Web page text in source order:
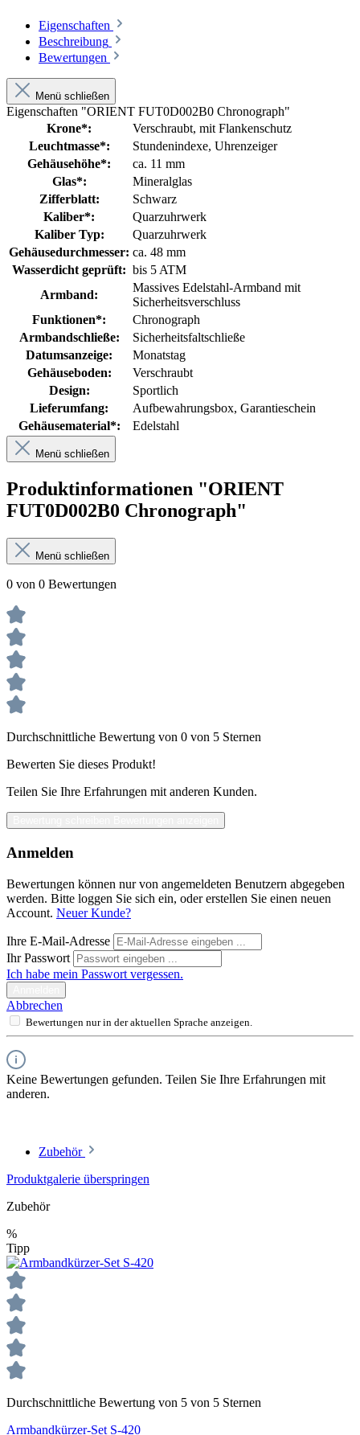
Eigenschaften
Beschreibung
Bewertungen
Menü schließen
Eigenschaften "ORIENT FUT0D002B0 Chronograph"
Krone*:
Verschraubt, mit Flankenschutz
Leuchtmasse*:
Stundenindexe, Uhrenzeiger
Gehäusehöhe*:
ca. 11 mm
Glas*:
Mineralglas
Zifferblatt:
Schwarz
Kaliber*:
Quarzuhrwerk
Kaliber Typ:
Quarzuhrwerk
Gehäusedurchmesser: ca. 48 mm
Wasserdicht geprüft: bis 5 ATM
Armband:
Massives Edelstahl-Armband mit
Sicherheitsverschluss
Funktionen*:
Chronograph
Armbandschließe:
Sicherheitsfaltschließe
Datumsanzeige:
Monatstag
Gehäuseboden:
Verschraubt
Design:
Sportlich
Lieferumfang:
Aufbewahrungsbox, Garantieschein
Gehäusematerial*:
Edelstahl
Menü schließen
Produktinformationen "ORIENT
FUT0D002B0 Chronograph"
Menü schließen
0 von 0 Bewertungen
Durchschnittliche Bewertung von 0 von 5 Sternen
Bewerten Sie dieses Produkt!
Teilen Sie Ihre Erfahrungen mit anderen Kunden.
Anmelden
Bewertungen können nur von angemeldeten Benutzern abgegeben
werden. Bitte loggen Sie sich ein, oder erstellen Sie einen neuen
Account. Neuer Kunde?
Ihre E-Mail-Adresse
Ihr Passwort
Ich habe mein Passwort vergessen.
Abbrechen
Bewertungen nur in der aktuellen Sprache anzeigen.
Keine Bewertungen gefunden. Teilen Sie Ihre Erfahrungen mit
anderen.
Zubehör
Produktgalerie überspringen
Zubehör
%
Tipp
Durchschnittliche Bewertung von 5 von 5 Sternen
Armbandkürzer-Set S-420